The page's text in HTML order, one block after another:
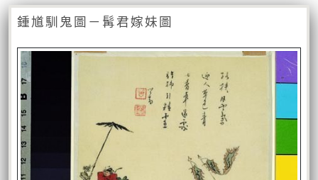
鍾馗馴鬼圖－髯君嫁妹圖